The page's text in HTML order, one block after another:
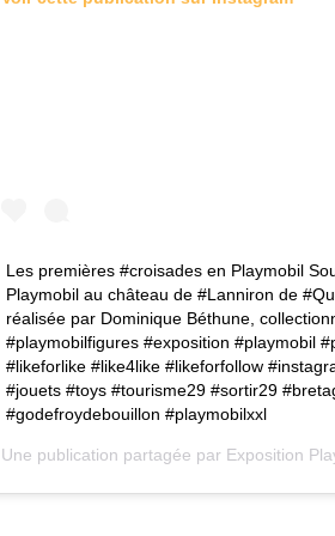
Les premières #croisades en Playmobil
Playmobil au château de #Lanniron de
réalisée par Dominique Béthune,
#playmobilfigures #exposition #playmobil
#likeforlike #like4like #likeforfollow
#jouets #toys #tourisme29 #sortir29
#godefroydebouillon #playmobilxxl
Une publication partagée par Exposition